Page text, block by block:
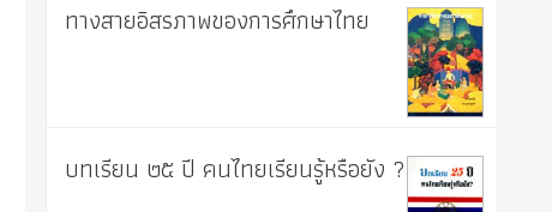
ทางสายอิสรภาพของการศึกษาไทย
บทเรียน ๒๕ ปี คนไทยเรียนรู้หรือยัง ?